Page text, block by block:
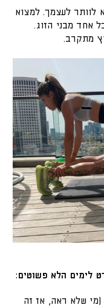
לוותר לעצמך. למצוא
אחד מבני הזוג.
מתקרב.
לימים הלא פשוטים:
(מי שלא ראה, אז זה